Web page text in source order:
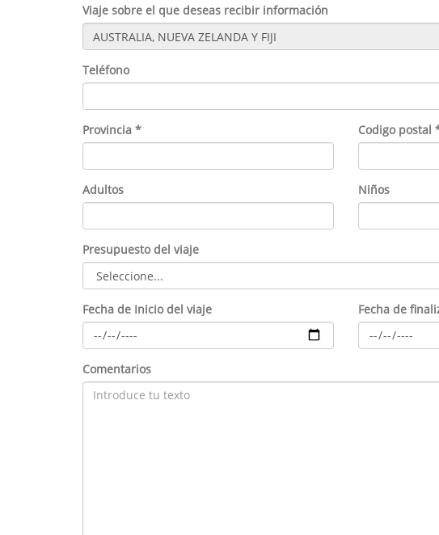
Viaje sobre el que deseas recibir información
Teléfono
Provincia * Codigo postal
Adultos Niños
Presupuesto del viaje
Fecha de Inicio del viaje Fecha de
Comentarios